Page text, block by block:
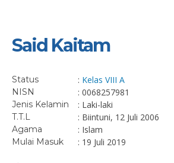
Said Kaitam
Status : Kelas VIII A
NISN : 0068257981
Jenis Kelamin : Laki-laki
T.T.L : Biintuni, 12 Juli 2006
Agama : Islam
Mulai Masuk : 19 Juli 2019